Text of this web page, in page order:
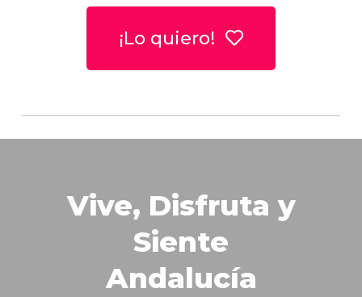
¡Lo quiero!
Vive, Disfruta y
Siente
Andalucía